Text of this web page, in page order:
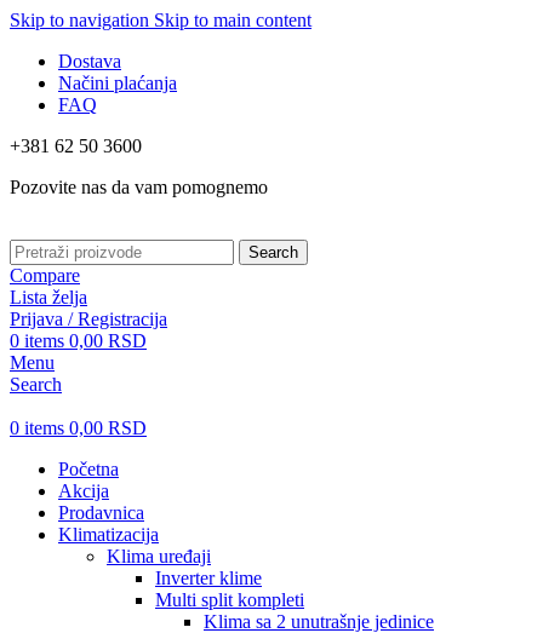
Skip to navigation Skip to main content
Dostava
Načini plaćanja
FAQ
+381 62 50 3600
Pozovite nas da vam pomognemo
Search
Compare
Lista želja
Prijava / Registracija
0 items 0,00 RSD
Menu
Search
0 items 0,00 RSD
Početna
Akcija
Prodavnica
Klimatizacija
Klima uređaji
Inverter klime
Multi split kompleti
Klima sa 2 unutrašnje jedinice